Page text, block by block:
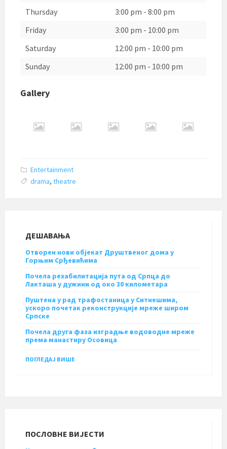
Thursday
3:00 pm - 8:00 pm
Friday
3:00 pm - 10:00 pm
Saturday
12:00 pm - 10:00 pm
Sunday
12:00 pm - 10:00 pm
Gallery
Entertainment
drama, theatre
ДЕШАВАЊА
Отворен нови објекат Друштвеног дома у
Горњим Срђевићима
Почела рехабилитација пута од Српца до
Лакташа у дужини од око 30 километара
Пуштена у рад трафостаница у Ситнешима,
ускоро почетак реконструкције мреже широм
Српске
Почела друга фаза изградње водоводне мреже
према манастиру Осовица
ПОГЛЕДАЈ ВИШЕ
ПОСЛОВНЕ ВИЈЕСТИ